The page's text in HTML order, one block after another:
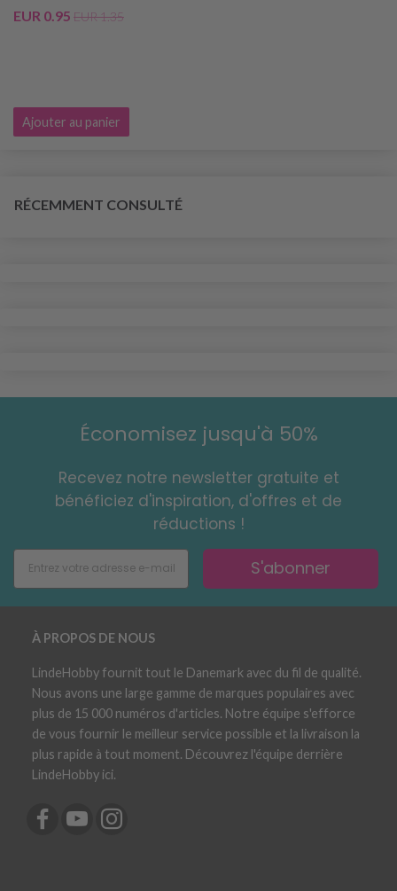
EUR 0.95 EUR 1.35
Ajouter au panier
RÉCEMMENT CONSULTÉ
Économisez jusqu'à 50%
Recevez notre newsletter gratuite et
bénéficiez d'inspiration, d'offres et de
réductions !
S'abonner
À PROPOS DE NOUS
LindeHobby fournit tout le Danemark avec du fil de qualité.
Nous avons une large gamme de marques populaires avec
plus de 15 000 numéros d'articles. Notre équipe s'efforce
de vous fournir le meilleur service possible et la livraison la
plus rapide à tout moment. Découvrez l'équipe derrière
LindeHobby ici.